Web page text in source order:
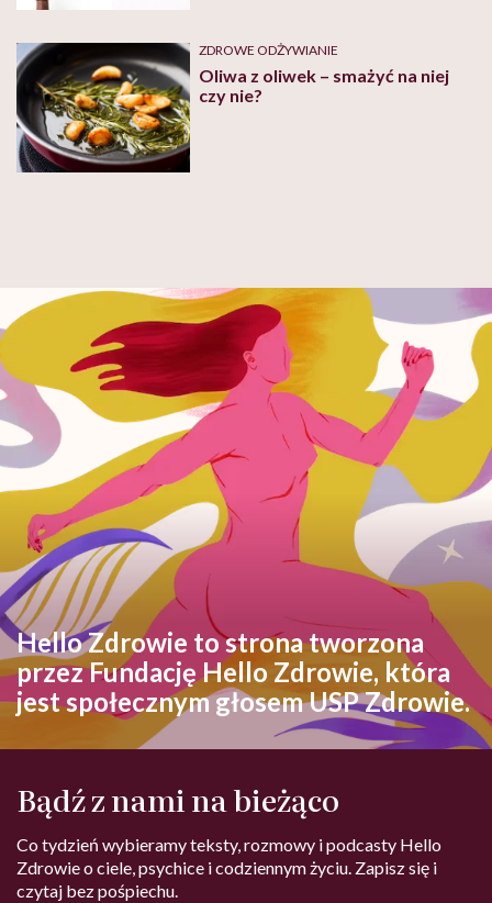
ZDROWE ODŻYWIANIE
Oliwa z oliwek – smażyć na niej
czy nie?
Hello Zdrowie to strona tworzona
przez Fundację Hello Zdrowie, która
jest społecznym głosem USP Zdrowie.
Bądź z nami na bieżąco
Co tydzień wybieramy teksty, rozmowy i podcasty Hello
Zdrowie o ciele, psychice i codziennym życiu. Zapisz się i
czytaj bez pośpiechu.